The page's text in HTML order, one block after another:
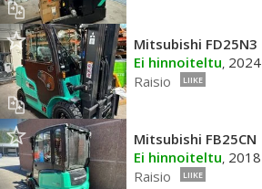
Mitsubishi FD25N3
Ei hinnoiteltu, 2024
Raisio
LIIKE
Mitsubishi FB25CN
Ei hinnoiteltu, 2018
Raisio
LIIKE